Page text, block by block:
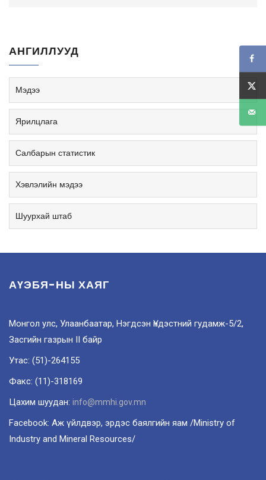
АНГИЛЛУУД
Мэдээ
Ярилцлага
Салбарын статистик
Хэвлэлийн мэдээ
Шуурхай штаб
АҮЭБЯ-НЫ ХАЯГ
Монгол улс, Улаанбаатар, Нэгдсэн Үндэстний гудамж-5/2,
Засгийн газрын II байр
Утас: (51)-264155
Факс: (11)-318169
Цахим шуудан: info@mmhi.gov.mn
Facebook: Аж үйлдвэр, эрдэс баялгийн яам /Ministry of
Industry and Mineral Resources/